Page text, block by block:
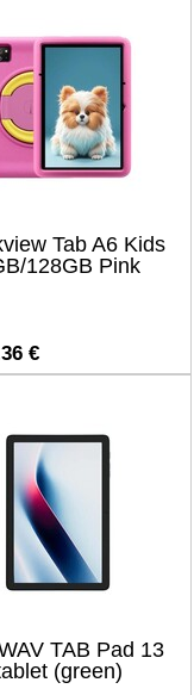
Tab A6 Kids
128GB Pink
€
TAB Pad 13
(green)